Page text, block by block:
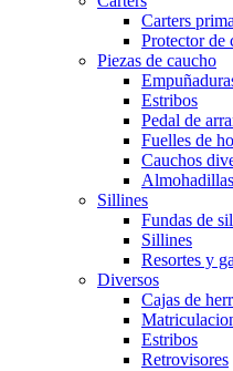
Carters
Protector de
Piezas de caucho
Estribos
Pedal de
Fuelles de
Cauchos
Sillines
Fundas de
Sillines
Resortes y
Diversos
Cajas de
Estribos
Retrovisores